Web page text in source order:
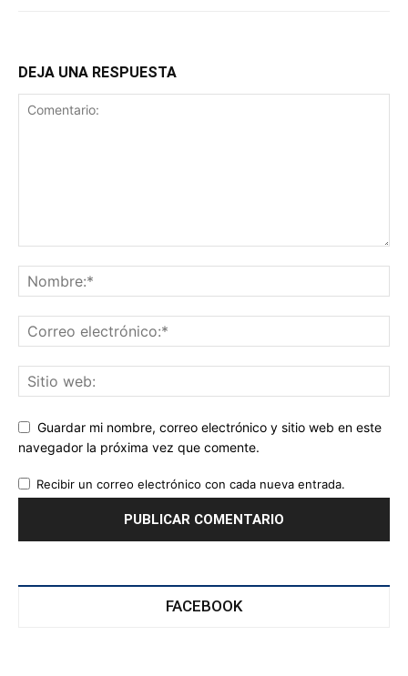
DEJA UNA RESPUESTA
Guardar mi nombre, correo electrónico y sitio web en este
navegador la próxima vez que comente.
Recibir un correo electrónico con cada nueva entrada.
FACEBOOK